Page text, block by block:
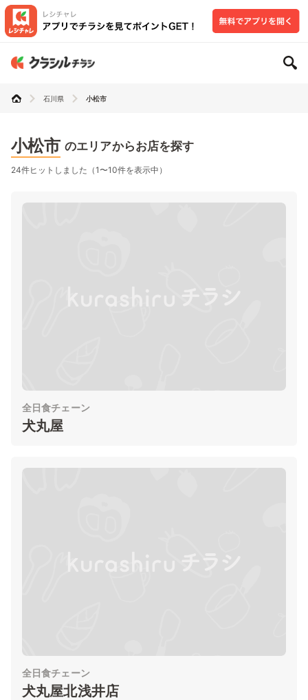
石川県 小松市
小松市 のエリアからお店を探す
24件ヒットしました（1〜10件を表示中）
全日食チェーン
犬丸屋
全日食チェーン
犬丸屋北浅井店